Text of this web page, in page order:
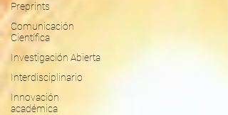
Preprints
Comunicación
Científica
Investigación Abierta
Interdisciplinario
Innovación
académica